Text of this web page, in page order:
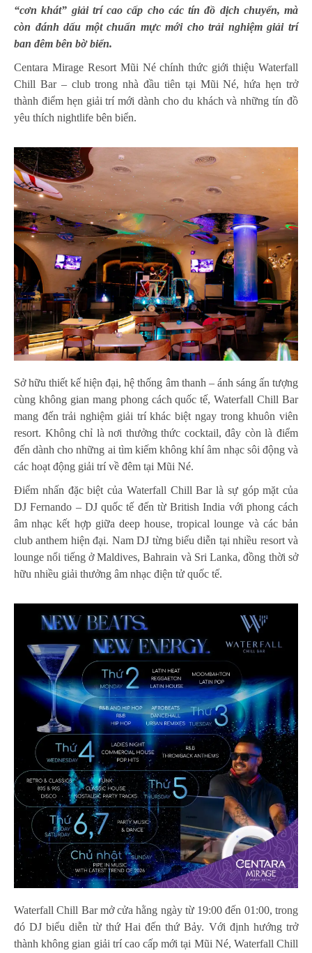
“cơn khát” giải trí cao cấp cho các tín đồ dịch chuyển, mà
còn đánh dấu một chuẩn mực mới cho trải nghiệm giải trí
ban đêm bên bờ biển.
Centara Mirage Resort Mũi Né chính thức giới thiệu Waterfall
Chill Bar – club trong nhà đầu tiên tại Mũi Né, hứa hẹn trở
thành điểm hẹn giải trí mới dành cho du khách và những tín đồ
yêu thích nightlife bên biển.
Sở hữu thiết kế hiện đại, hệ thống âm thanh – ánh sáng ấn tượng
cùng không gian mang phong cách quốc tế, Waterfall Chill Bar
mang đến trải nghiệm giải trí khác biệt ngay trong khuôn viên
resort. Không chỉ là nơi thưởng thức cocktail, đây còn là điểm
đến dành cho những ai tìm kiếm không khí âm nhạc sôi động và
các hoạt động giải trí về đêm tại Mũi Né.
Điểm nhấn đặc biệt của Waterfall Chill Bar là sự góp mặt của
DJ Fernando – DJ quốc tế đến từ British India với phong cách
âm nhạc kết hợp giữa deep house, tropical lounge và các bản
club anthem hiện đại. Nam DJ từng biểu diễn tại nhiều resort và
lounge nổi tiếng ở Maldives, Bahrain và Sri Lanka, đồng thời sở
hữu nhiều giải thưởng âm nhạc điện tử quốc tế.
Waterfall Chill Bar mở cửa hằng ngày từ 19:00 đến 01:00, trong
đó DJ biểu diễn từ thứ Hai đến thứ Bảy. Với định hướng trở
thành không gian giải trí cao cấp mới tại Mũi Né, Waterfall Chill